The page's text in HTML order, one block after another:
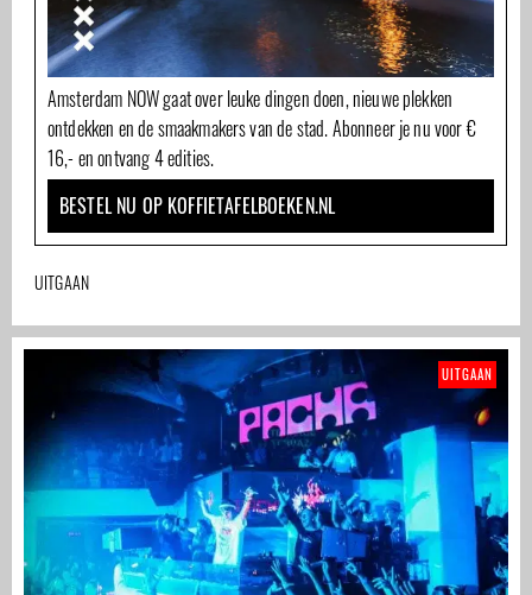
Amsterdam NOW gaat over leuke dingen doen, nieuwe plekken
ontdekken en de smaakmakers van de stad. Abonneer je nu voor €
16,- en ontvang 4 edities.
BESTEL NU OP KOFFIETAFELBOEKEN.NL
UITGAAN
UITGAAN